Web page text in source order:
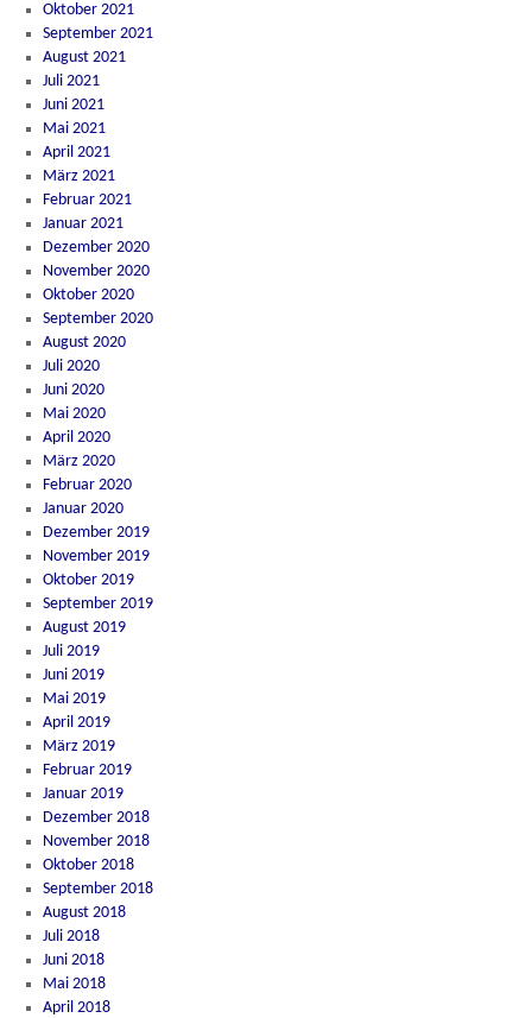
Oktober 2021
September 2021
August 2021
Juli 2021
Juni 2021
Mai 2021
April 2021
März 2021
Februar 2021
Januar 2021
Dezember 2020
November 2020
Oktober 2020
September 2020
August 2020
Juli 2020
Juni 2020
Mai 2020
April 2020
März 2020
Februar 2020
Januar 2020
Dezember 2019
November 2019
Oktober 2019
September 2019
August 2019
Juli 2019
Juni 2019
Mai 2019
April 2019
März 2019
Februar 2019
Januar 2019
Dezember 2018
November 2018
Oktober 2018
September 2018
August 2018
Juli 2018
Juni 2018
Mai 2018
April 2018